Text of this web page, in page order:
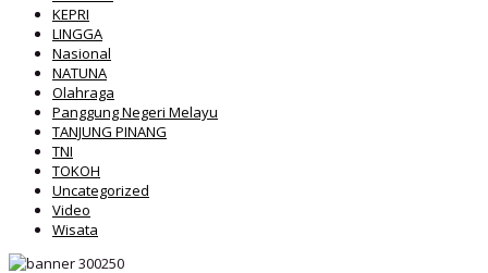
KEPRI
LINGGA
Nasional
NATUNA
Olahraga
Panggung Negeri Melayu
TANJUNG PINANG
TNI
TOKOH
Uncategorized
Video
Wisata